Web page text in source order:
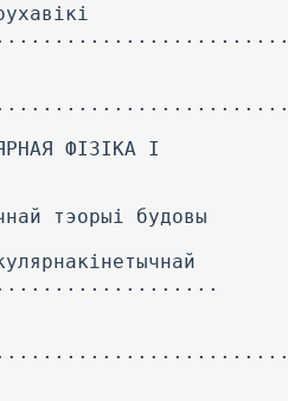
ФІЗІКА I
тэорыі будовы